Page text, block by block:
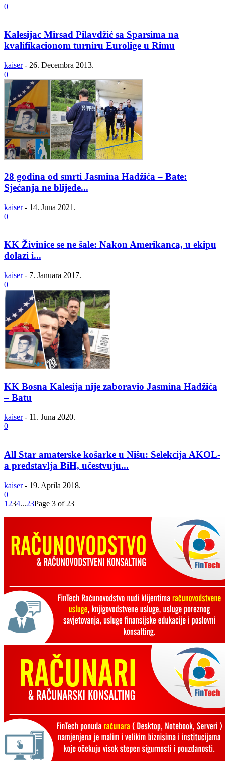
0
Kalesijac Mirsad Pilavdžić sa Sparsima na
kvalifikacionom turniru Eurolige u Rimu
kaiser - 26. Decembra 2013.
0
28 godina od smrti Jasmina Hadžića – Bate:
Sjećanja ne blijede...
kaiser - 14. Juna 2021.
0
KK Živinice se ne šale: Nakon Amerikanca, u ekipu
dolazi i...
kaiser - 7. Januara 2017.
0
KK Bosna Kalesija nije zaboravio Jasmina Hadžića
– Batu
kaiser - 11. Juna 2020.
0
All Star amaterske košarke u Nišu: Selekcija AKOL-
a predstavlja BiH, učestvuju...
kaiser - 19. Aprila 2018.
0
1 234...23Page 3 of 23